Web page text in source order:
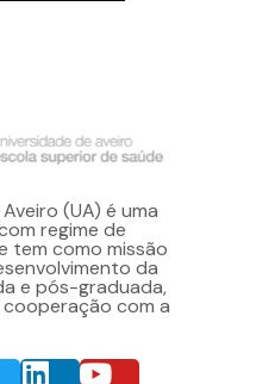
(UA) é uma
regime de
tem como missão
da
e pós-graduada,
com a